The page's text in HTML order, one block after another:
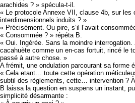
arachides ? » spécula-t-il.
« Le protocole Annexe VII, clause 4b, sur les
interdimensionnels induits ? »
« Précisément. Ou pire, s’il l’avait
« Consommée ? » répéta B.
« Oui. Ingérée. Sans la moindre
cacahuète comme un en-cas fortuit, rincé le
passé à autre chose. »
A frémit, une ondulation parcourant sa forme
« Cela etant… toute cette opération
subtil des règlements, cette… intervention ?
B laissa la question en suspens un instant,
simplicité désarmante :